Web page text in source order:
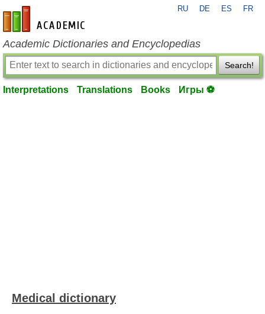
en-academic.com
RU DE ES FR
Academic Dictionaries and Encyclopedias
Search!
Interpretations Translations Books Игры ⚽
Medical dictionary